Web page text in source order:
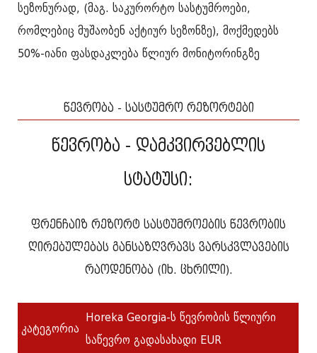
სეზონურად, (მაგ. საკურორტო სასტუმროები,
რომლებიც მუშაობენ აქტიურ სეზონზე), მოქმედებს
50%-იანი ფასდაკლება წლიურ მონიტორინგზე
წევრობა - სასტუმრო რეზორტები
წევრობა - დამკვირვებლის
სტატუსი:
ფრენჩაიზ რეზორტ სასტუმროების წევრობის
ღირებულებას განსაზღვრავს ვარსკვლავების
რაოდენობა (იხ. ცხრილი).
კატეგორია
Horeka Georgia-ს წევრობის წლიური
საწევრო გადასახადი EUR